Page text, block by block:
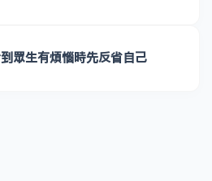
眾生有煩惱時先反省自己